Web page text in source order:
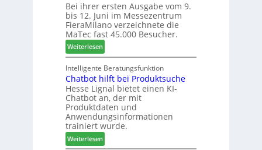
r
l
a
n
t
a
g
ä
s
e
r
u
n
d
-
V
e
r
b
i
n
a
r
e
-
A
k
i
o
n
s
w
o
c
Bei ihrer ersten Ausgabe vom 9.
bis 12. Juni im Messezentrum
FieraMilano verzeichnete die
MaTec fast 45.000 Besucher.
Weiterlesen:
M
a
T
e
c
m
e
l
d
Intelligente Beratungsfunktion
Chatbot hilft bei Produktsuche
Hesse Lignal bietet einen KI-
Chatbot an, der mit
Produktdaten und
Anwendungsinformationen
trainiert wurde.
Weiterlesen: